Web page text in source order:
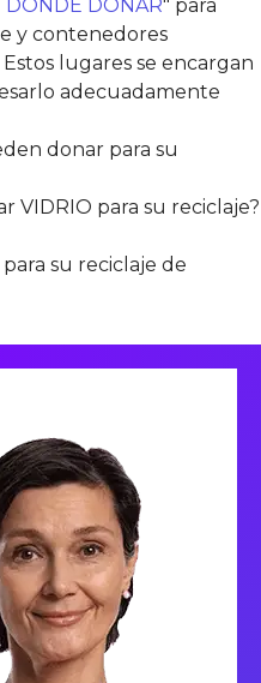
DONDE DONAR" para
y contenedores
lugares se encargan
adecuadamente
donar para su
VIDRIO para su reciclaje?
su reciclaje de